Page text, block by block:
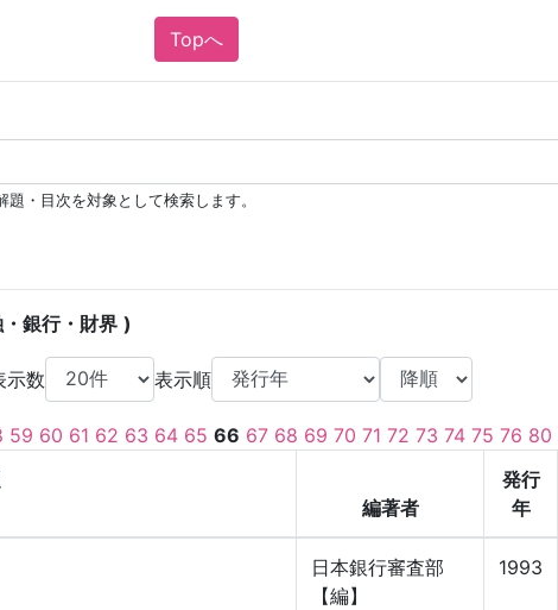
Topへ
・目次を対象として検索します。
銀行・財界
示数 表示順
59 60 61 62 63 64 65 66 67 68 69 70 71 72 73 74 75 76 80
編著者
発行
年
日本銀行審査部
【編】
1993